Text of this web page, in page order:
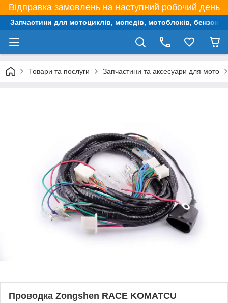
Відправка замовлень на наступний робочий день
Запчастини для мотоциклів, мопедів, мотоблоків,
Товари та послуги Запчастини та аксесуари для мото
Проводка Zongshen RACE KOMATCU